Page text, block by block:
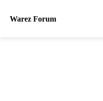
Warez Forum